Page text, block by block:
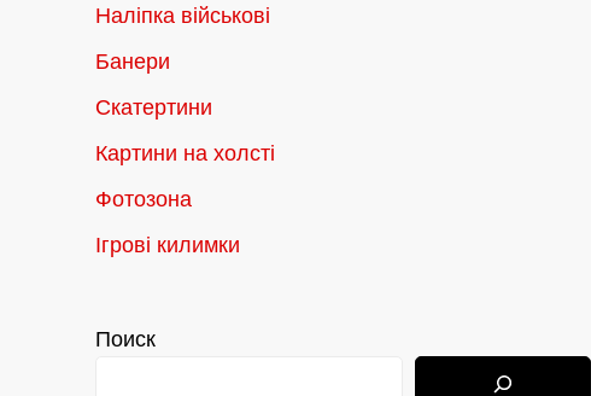
Наліпка військові
Банери
Скатертини
Картини на холсті
Фотозона
Ігрові килимки
Поиск